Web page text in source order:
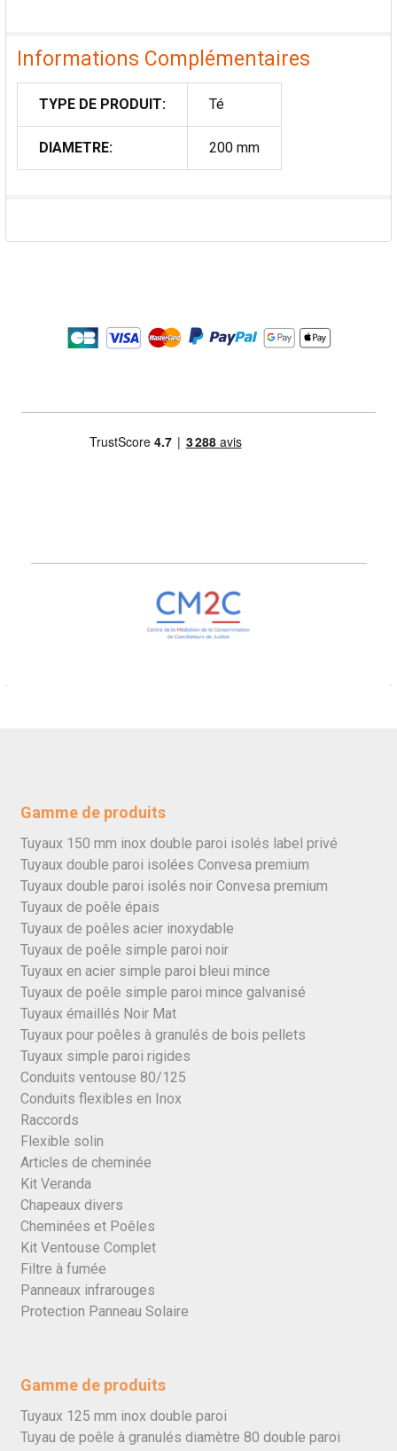
Informations Complémentaires
TYPE DE PRODUIT: Té
DIAMETRE: 200 mm
Gamme de produits
Tuyaux 150 mm inox double paroi isolés label privé
Tuyaux double paroi isolées Convesa premium
Tuyaux double paroi isolés noir Convesa premium
Tuyaux de poêle épais
Tuyaux de poêles acier inoxydable
Tuyaux de poêle simple paroi noir
Tuyaux en acier simple paroi bleui mince
Tuyaux de poêle simple paroi mince galvanisé
Tuyaux émaillés Noir Mat
Tuyaux pour poêles à granulés de bois pellets
Tuyaux simple paroi rigides
Conduits ventouse 80/125
Conduits flexibles en Inox
Raccords
Flexible solin
Articles de cheminée
Kit Veranda
Chapeaux divers
Cheminées et Poêles
Kit Ventouse Complet
Filtre à fumée
Panneaux infrarouges
Protection Panneau Solaire
Gamme de produits
Tuyaux 125 mm inox double paroi
Tuyau de poêle à granulés diamètre 80 double paroi